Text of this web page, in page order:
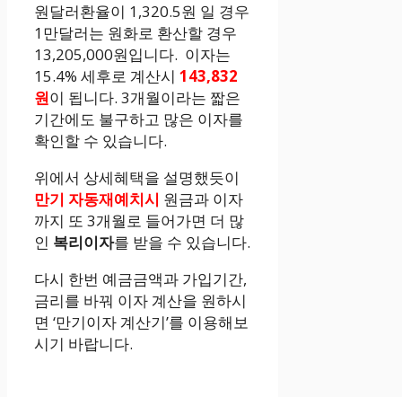
원달러환율이 1,320.5원 일 경우
1만달러는 원화로 환산할 경우
13,205,000원입니다. 이자는
15.4% 세후로 계산시 143,832
원이 됩니다. 3개월이라는 짧은
기간에도 불구하고 많은 이자를
확인할 수 있습니다.
위에서 상세혜택을 설명했듯이
만기 자동재예치시 원금과 이자
까지 또 3개월로 들어가면 더 많
인 복리이자를 받을 수 있습니다.
다시 한번 예금금액과 가입기간,
금리를 바꿔 이자 계산을 원하시
면 ‘만기이자 계산기’를 이용해보
시기 바랍니다.